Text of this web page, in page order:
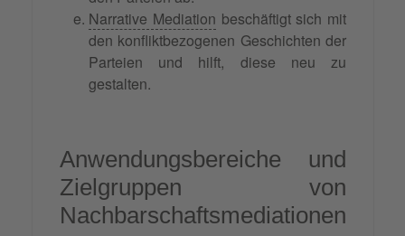
Narrative Mediation beschäftigt sich mit
den konfliktbezogenen Geschichten der
Parteien und hilft, diese neu zu
gestalten.
Anwendungsbereiche und
Zielgruppen von
Nachbarschaftsmediationen